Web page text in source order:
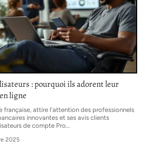
: pourquoi ils adorent leur
ligne
française, attire l'attention des professionnels
innovantes et ses avis clients
de compte Pro…
2025